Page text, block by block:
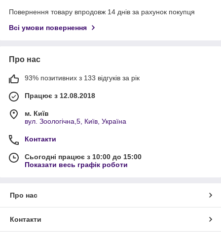
Повернення товару впродовж 14 днів за рахунок покупця
Всі умови повернення
Про нас
93% позитивних з 133 відгуків за рік
Працює з 12.08.2018
м. Київ
вул. Зоологічна,5, Київ, Україна
Контакти
Сьогодні працює з 10:00 до 15:00
Показати весь графік роботи
Про нас
Контакти